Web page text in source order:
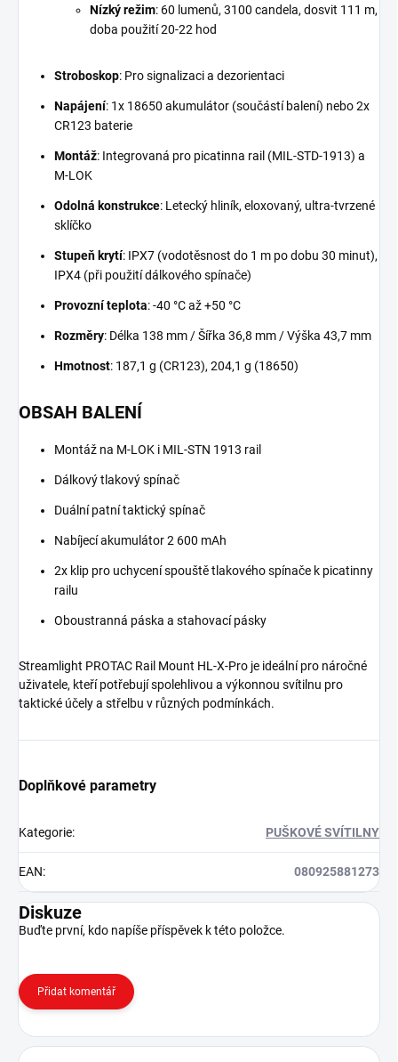
Nízký režim: 60 lumenů, 3100 candela, dosvit 111 m,
doba použití 20-22 hod
Stroboskop: Pro signalizaci a dezorientaci
Napájení: 1x 18650 akumulátor (součástí balení) nebo 2x
CR123 baterie
Montáž: Integrovaná pro picatinna rail (MIL-STD-1913) a
M-LOK
Odolná konstrukce: Letecký hliník, eloxovaný, ultra-tvrzené
sklíčko
Stupeň krytí: IPX7 (vodotěsnost do 1 m po dobu 30 minut),
IPX4 (při použití dálkového spínače)
Provozní teplota: -40 °C až +50 °C
Rozměry: Délka 138 mm / Šířka 36,8 mm / Výška 43,7 mm
Hmotnost: 187,1 g (CR123), 204,1 g (18650)
OBSAH BALENÍ
Montáž na M-LOK i MIL-STN 1913 rail
Dálkový tlakový spínač
Duální patní taktický spínač
Nabíjecí akumulátor 2 600 mAh
2x klip pro uchycení spouště tlakového spínače k picatinny
railu
Oboustranná páska a stahovací pásky
Streamlight PROTAC Rail Mount HL-X-Pro je ideální pro náročné
uživatele, kteří potřebují spolehlivou a výkonnou svítilnu pro
taktické účely a střelbu v různých podmínkách.
Doplňkové parametry
Kategorie: PUŠKOVÉ SVÍTILNY
EAN: 080925881273
Diskuze
Buďte první, kdo napíše příspěvek k této položce.
Přidat komentář